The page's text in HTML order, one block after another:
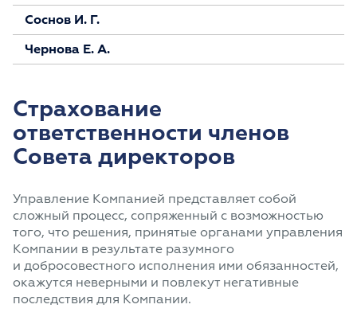
Соснов И. Г.
Чернова Е. А.
Страхование
ответственности членов
Совета директоров
Управление Компанией представляет собой
сложный процесс, сопряженный с возможностью
того, что решения, принятые органами управления
Компании в результате разумного
и добросовестного исполнения ими обязанностей,
окажутся неверными и повлекут негативные
последствия для Компании.